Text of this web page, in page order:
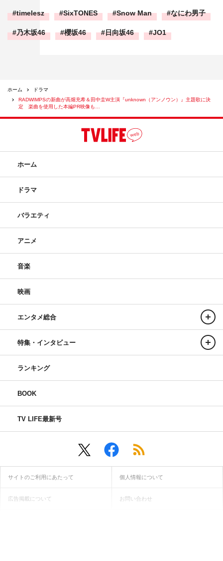
timelesz SixTONES Snow Man なにわ男子
乃木坂46 櫻坂46 日向坂46 JO1
ホーム
ドラマ
RADWIMPSの新曲が高畑充希＆田中圭W主演『unknown（アンノウン）』主題歌に決
定 楽曲を使用した本編PR映像も…
ホーム
ドラマ
バラエティ
アニメ
音楽
映画
エンタメ総合
特集・インタビュー
ランキング
BOOK
TV LIFE最新号
サイトのご利用にあたって 個人情報について
広告掲載について お問い合わせ